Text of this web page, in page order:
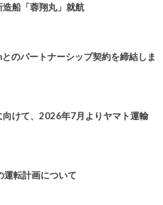
船「蓉翔丸」就航
のパートナーシップ契約を締結しま
向けて、2026年7月よりヤマト運輸
運転計画について